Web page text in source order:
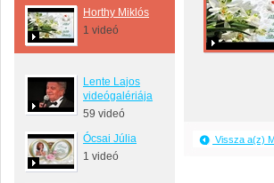
Horthy Miklós
1 videó
Lente Lajos
videógalériája
59 videó
Ócsai Júlia
1 videó
Vissza a(z)